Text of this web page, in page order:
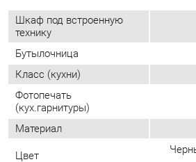
(кух.гарнитуры)
Материал
Цвет
Материал столешницы
Стиль интерьера
Угловой модуль